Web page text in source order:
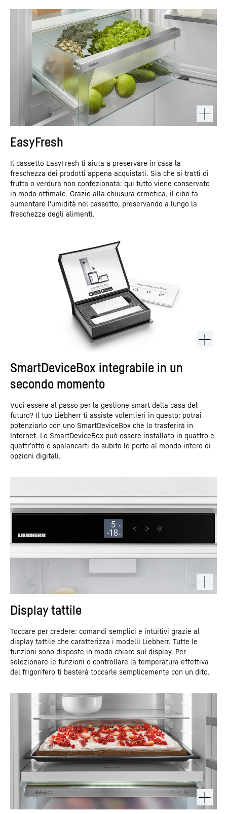
EasyFresh
Il cassetto EasyFresh ti aiuta a preservare in casa la
freschezza dei prodotti appena acquistati. Sia che si tratti di
frutta o verdura non confezionata: qui tutto viene conservato
in modo ottimale. Grazie alla chiusura ermetica, il cibo fa
aumentare l'umidità nel cassetto, preservando a lungo la
freschezza degli alimenti.
SmartDeviceBox integrabile in un
secondo momento
Vuoi essere al passo per la gestione smart della casa del
futuro? Il tuo Liebherr ti assiste volentieri in questo: potrai
potenziarlo con uno SmartDeviceBox che lo trasferirà in
Internet. Lo SmartDeviceBox può essere installato in quattro e
quattr’otto e spalancarti da subito le porte al mondo intero di
opzioni digitali.
Display tattile
Toccare per credere: comandi semplici e intuitivi grazie al
display tattile che caratterizza i modelli Liebherr. Tutte le
funzioni sono disposte in modo chiaro sul display. Per
selezionare le funzioni o controllare la temperatura effettiva
del frigorifero ti basterà toccarle semplicemente con un dito.